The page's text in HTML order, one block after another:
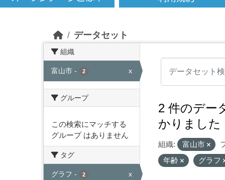
データセット
組織
富山市 - 2 x
グループ
この検索にマッチする
グループ はありません
タグ
グラフ - 2 x
2 件のデー
かりました
組織: 富山市
年齢
グラフ